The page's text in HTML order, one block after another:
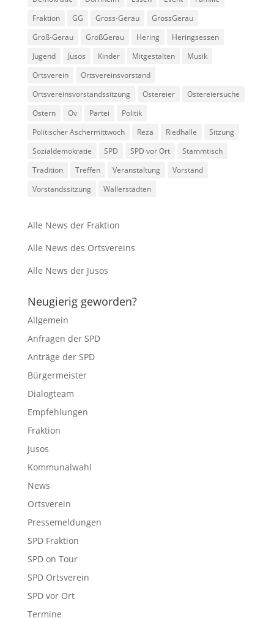
Fraktion
GG Gross-Gerau
GrossGerau
Groß-Gerau
GroßGerau Hering
Heringsessen
Jugend
Jusos Kinder Mitgestalten
Musik
Ortsverein
Ortsvereinsvorstand
Ortsvereinsvorstandssitzung
Ostereier
Ostereiersuche
Ostern
Ov Partei
Politik
Politischer Aschermittwoch
Reza Riedhalle
Sitzung
Sozialdemokratie
SPD SPD vor Ort
Stammtisch
Tradition
Treffen Veranstaltung
Vorstand
Vorstandssitzung
Wallerstädten
Alle News der Fraktion
Alle News des Ortsvereins
Alle News der Jusos
Neugierig geworden?
Allgemein
Anfragen der SPD
Anträge der SPD
Bürgermeister
Dialogteam
Empfehlungen
Fraktion
Jusos
Kommunalwahl
News
Ortsverein
Pressemeldungen
SPD Fraktion
SPD on Tour
SPD Ortsverein
SPD vor Ort
Termine